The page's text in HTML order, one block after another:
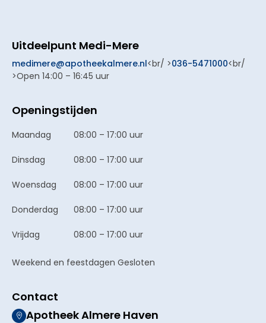
Uitdeelpunt Medi-Mere
medimere@apotheekalmere.nl<br/ >036-5471000<br/
>Open 14:00 – 16:45 uur
Openingstijden
Maandag 08:00 – 17:00 uur
Dinsdag 08:00 – 17:00 uur
Woensdag 08:00 – 17:00 uur
Donderdag 08:00 – 17:00 uur
Vrijdag 08:00 – 17:00 uur
Weekend en feestdagen Gesloten
Contact
Apotheek Almere Haven